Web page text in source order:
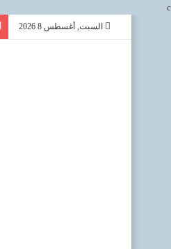
c
السبت, أغسطس 8 2026